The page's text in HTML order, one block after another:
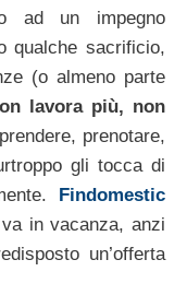
ad un impegno
qualche sacrificio,
(o almeno parte
lavora più, non
prenotare,
gli tocca di
Findomestic
in vacanza, anzi
un’offerta